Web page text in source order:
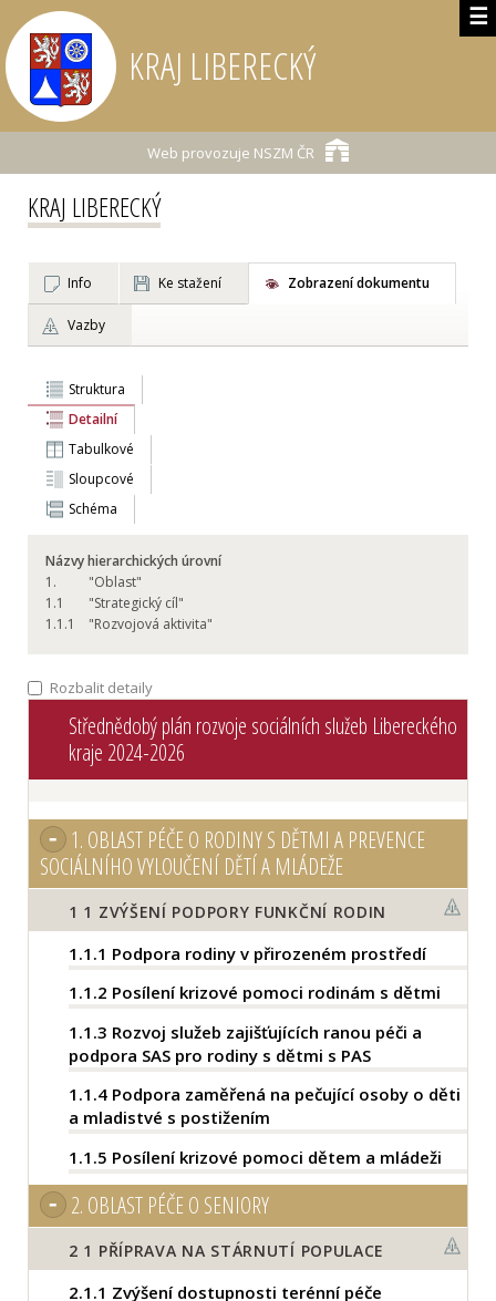
☰
KRAJ LIBERECKÝ
Web provozuje NSZM ČR
KRAJ LIBERECKÝ
Info Ke stažení Zobrazení dokumentu
Vazby
Struktura
Detailní
Tabulkové
Sloupcové
Schéma
Názvy hierarchických úrovní
1.
"Oblast"
1.1
"Strategický cíl"
1.1.1 "Rozvojová aktivita"
Rozbalit detaily
Střednědobý plán rozvoje sociálních služeb Libereckého
kraje 2024-2026
1. OBLAST PÉČE O RODINY S DĚTMI A PREVENCE
SOCIÁLNÍHO VYLOUČENÍ DĚTÍ A MLÁDEŽE
1 1 ZVÝŠENÍ PODPORY FUNKČNÍ RODIN
1.1.1 Podpora rodiny v přirozeném prostředí
1.1.2 Posílení krizové pomoci rodinám s dětmi
1.1.3 Rozvoj služeb zajišťujících ranou péči a
podpora SAS pro rodiny s dětmi s PAS
1.1.4 Podpora zaměřená na pečující osoby o děti
a mladistvé s postižením
1.1.5 Posílení krizové pomoci dětem a mládeži
2. OBLAST PÉČE O SENIORY
2 1 PŘÍPRAVA NA STÁRNUTÍ POPULACE
2.1.1 Zvýšení dostupnosti terénní péče